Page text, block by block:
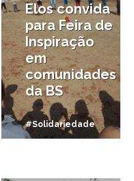
Elos convida
para Feira de
Inspiração
em
comunidades
da BS
#Solidariedade